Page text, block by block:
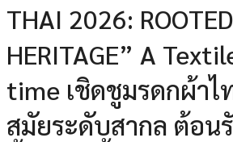
THAI 2026:
HERITAGE” A
time เชิดชูมรดกผ้าไ
สมัยระดับสากล ต้อน